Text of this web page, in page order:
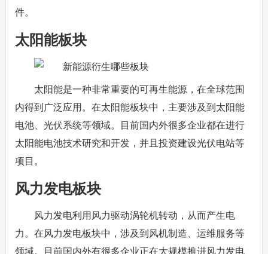
件。
太阳能板块
太阳能是一种非常重要的可再生能源，在全球范围
内得到广泛应用。在太阳能板块中，主要涉及到太阳能
电池、光伏系统等领域。目前国内外很多企业都在进行
太阳能电池技术研究和开发，并且投资建设光伏电站等
项目。
风力发电板块
风力发电利用风力驱动涡轮机转动，从而产生电
力。在风力发电板块中，涉及到风机制造、运维服务等
领域。目前国内外有很多企业正在大规模推进风力发电